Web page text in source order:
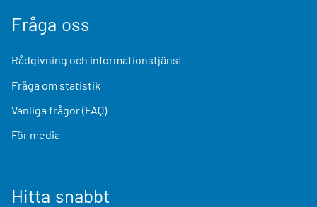
Fråga oss
Rådgivning och informationstjänst
Fråga om statistik
Vanliga frågor (FAQ)
För media
Hitta snabbt